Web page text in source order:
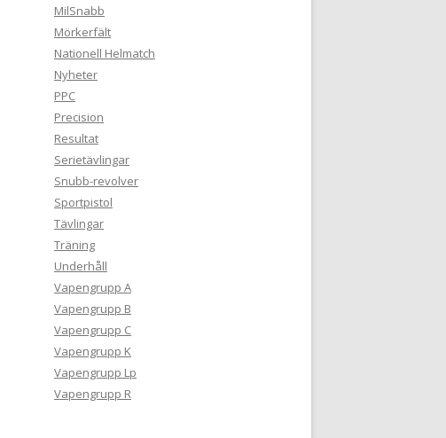
MilSnabb
Mörkerfält
Nationell Helmatch
Nyheter
PPC
Precision
Resultat
Serietävlingar
Snubb-revolver
Sportpistol
Tävlingar
Träning
Underhåll
Vapengrupp A
Vapengrupp B
Vapengrupp C
Vapengrupp K
Vapengrupp Lp
Vapengrupp R